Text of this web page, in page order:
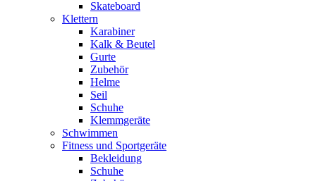
Skateboard
Klettern
Karabiner
Kalk & Beutel
Gurte
Zubehör
Helme
Seil
Schuhe
Klemmgeräte
Schwimmen
Fitness und Sportgeräte
Bekleidung
Schuhe